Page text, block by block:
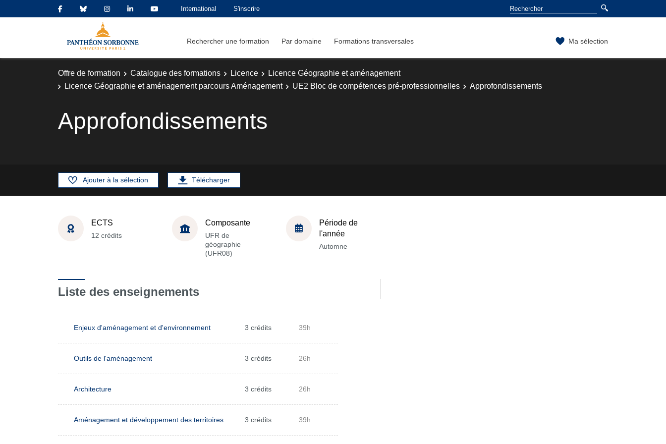
International S'inscrire
Rechercher une formation Par domaine Formations transversales Ma sélection
Offre de formation Catalogue des formations Licence
Licence Géographie et aménagement
Licence Géographie et aménagement parcours Aménagement
UE2 Bloc de compétences pré-professionnelles Approfondissements
Approfondissements
Ajouter à la sélection Télécharger
ECTS
12 crédits
Composante
UFR de
géographie
(UFR08)
Période de
l'année
Automne
Liste des enseignements
Enjeux d'aménagement et d'environnement 3 crédits 39h
Outils de l'aménagement 3 crédits 26h
Architecture 3 crédits 26h
Aménagement et développement des territoires 3 crédits 39h